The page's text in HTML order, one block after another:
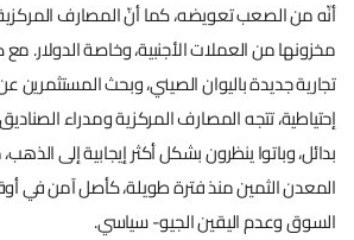
أنّه من الصعب تعويضه، كما أنّ المصارف
مخزونها من العملات الأجنبية، وخاصة الدولار.
تجارية جديدة باليوان الصيني، وبحث المستثمرين
إحتياطية، تتجه المصارف المركزية ومدراء
بدائل، وباتوا ينظرون بشكل أكثر إيجابية إلى
المعدن الثمين منذ فترة طويلة، كأصل آمن في
السوق وعدم اليقين الجيو- سياسي.